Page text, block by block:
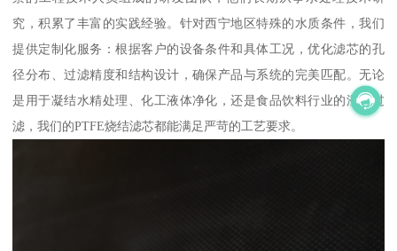
究，积累了丰富的实践经验。针对西宁地区特殊的水质条件，我们
提供定制化服务：根据客户的设备条件和具体工况，优化滤芯的孔
径分布、过滤精度和结构设计，确保产品与系统的完美匹配。无论
是用于凝结水精处理、化工液体净化，还是食品饮料行业的澄清过
滤，我们的PTFE烧结滤芯都能满足严苛的工艺要求。